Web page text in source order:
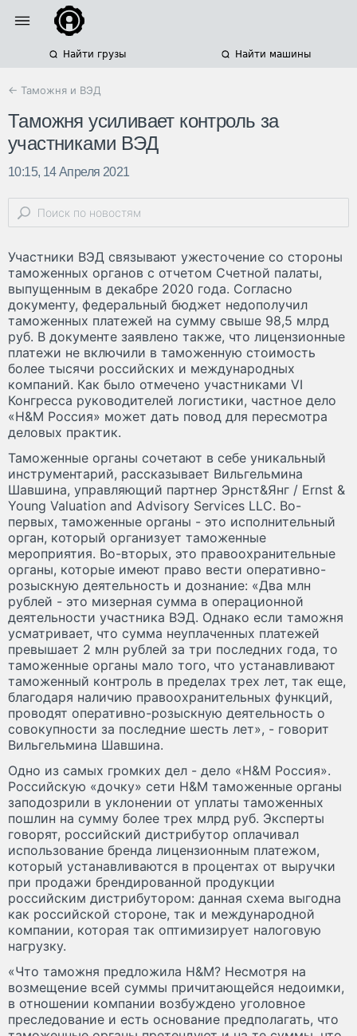
Найти грузы Найти машины
← Таможня и ВЭД
Таможня усиливает контроль за
участниками ВЭД
10:15, 14 Апреля 2021
Участники ВЭД связывают ужесточение со стороны
таможенных органов с отчетом Счетной палаты,
выпущенным в декабре 2020 года. Согласно
документу, федеральный бюджет недополучил
таможенных платежей на сумму свыше 98,5 млрд
руб. В документе заявлено также, что лицензионные
платежи не включили в таможенную стоимость
более тысячи российских и международных
компаний. Как было отмечено участниками VI
Конгресса руководителей логистики, частное дело
«H&M Россия» может дать повод для пересмотра
деловых практик.
Таможенные органы сочетают в себе уникальный
инструментарий, рассказывает Вильгельмина
Шавшина, управляющий партнер Эрнст&Янг / Ernst &
Young Valuation and Advisory Services LLC. Во-
первых, таможенные органы - это исполнительный
орган, который организует таможенные
мероприятия. Во-вторых, это правоохранительные
органы, которые имеют право вести оперативно-
розыскную деятельность и дознание: «Два млн
рублей - это мизерная сумма в операционной
деятельности участника ВЭД. Однако если таможня
усматривает, что сумма неуплаченных платежей
превышает 2 млн рублей за три последних года, то
таможенные органы мало того, что устанавливают
таможенный контроль в пределах трех лет, так еще,
благодаря наличию правоохранительных функций,
проводят оперативно-розыскную деятельность о
совокупности за последние шесть лет», - говорит
Вильгельмина Шавшина.
Одно из самых громких дел - дело «H&M Россия».
Российскую «дочку» сети H&M таможенные органы
заподозрили в уклонении от уплаты таможенных
пошлин на сумму более трех млрд руб. Эксперты
говорят, российский дистрибутор оплачивал
использование бренда лицензионным платежом,
который устанавливаются в процентах от выручки
при продажи брендированной продукции
российским дистрибутором: данная схема выгодна
как российской стороне, так и международной
компании, которая так оптимизирует налоговую
нагрузку.
«Что таможня предложила H&M? Несмотря на
возмещение всей суммы причитающейся недоимки,
в отношении компании возбуждено уголовное
преследование и есть основание предполагать, что